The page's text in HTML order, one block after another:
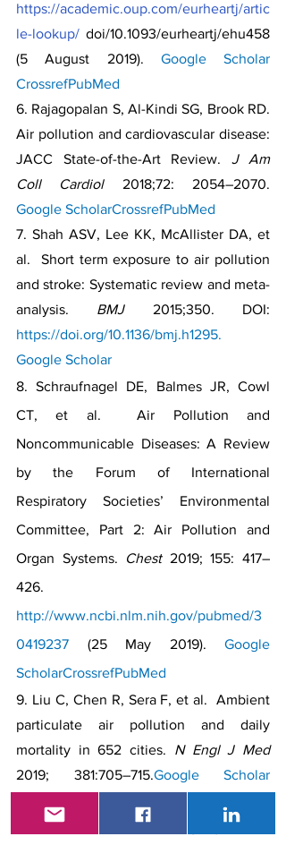
https://academic.oup.com/eurheartj/artic
le-lookup/ doi/10.1093/eurheartj/ehu458
(5 August 2019). Google Scholar
CrossrefPubMed
6. Rajagopalan S, Al-Kindi SG, Brook RD.
Air pollution and cardiovascular disease:
JACC State-of-the-Art Review. J Am
Coll Cardiol
Google ScholarCrossrefPubMed
7. Shah ASV, Lee KK, McAllister DA, et
al.  Short term exposure to air pollution
and stroke: Systematic review and meta-
analysis. BMJ
https://doi.org/10.1136/bmj.h1295.
Google Scholar
8. Schraufnagel DE, Balmes JR, Cowl
CT, et al.  Air Pollution and
Noncommunicable Diseases: A Review
by the Forum of International
Respiratory Societies’ Environmental
Committee, Part 2: Air Pollution and
Organ Systems.
Chest 2019; 155: 417–
http://www.ncbi.nlm.nih.gov/pubmed/3
0419237 (25 May 2019). Google
ScholarCrossrefPubMed
9. Liu C, Chen R, Sera F, et al.  Ambient
particulate air pollution and daily
mortality in 652 cities.
N Engl J Med
2019; 381:705–715.Google Scholar
10. Yusuf S, Joseph P, Rangarajan S, et